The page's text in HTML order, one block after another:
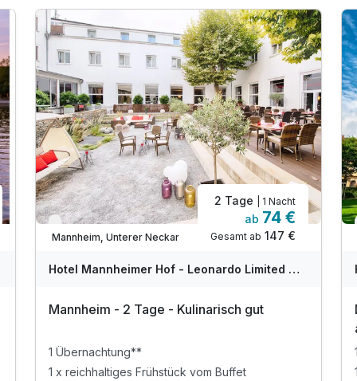
Verfügbar bis Dezember
Mannheim, Unterer Neckar
2 Tage | 1 Nacht
ab 74 €
Gesamt ab 147 €
Hotel Mannheimer Hof - Leonardo Limited Edition
Mannheim - 2 Tage - Kulinarisch gut
1 Übernachtung**
1 x reichhaltiges Frühstück vom Buffet